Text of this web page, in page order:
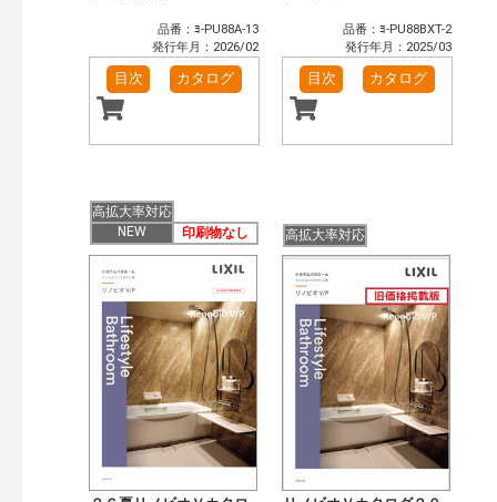
トイレ（3）
小型電気温水器（1）
水栓金具（3）
太陽光発電・屋根・外壁（5）
高性能住宅工法（4）
終了年:
検索
品番：ﾖ-PU88A-13
発行年月：2026/02
目次 カタログ
品番：ﾖ-PU88BXT-2
発行年月：2025/03
目次 カタログ
高拡大率対応
NEW
印刷物なし 高拡大率対応